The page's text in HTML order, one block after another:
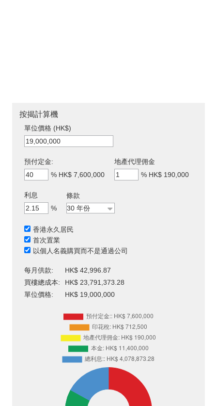
按揭計算機
單位價格 (HK$)
預付定金:
% HK$ 7,600,000
地產代理佣金
% HK$ 190,000
利息
%
條款
香港永久居民
首次置業
以個人名義購買而不是通過公司
每月供款:
HK$ 42,996.87
買樓總成本:
HK$ 23,791,373.28
單位價格:
HK$ 19,000,000